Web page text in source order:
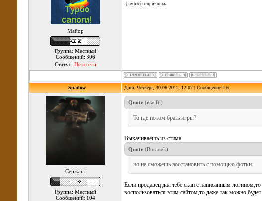
Майор
Группа: Местный
Сообщений: 306
Статус: Не в сети
Грамотей-опричникъ.
Snadow Дата: Четверг, 30.06.2011, 12:07 | Сообщение #6
Сержант
Группа: Местный
Сообщений: 104
Quote (iswifti)
То где потом брать игры?
Выкачиваешь из стима.
Quote (Buranek)
но не сможешь восстановить с помощью фотки.
Если продавец дал тебе скан с написанным
воспользоваться этим сайтом,то даже так можно будет